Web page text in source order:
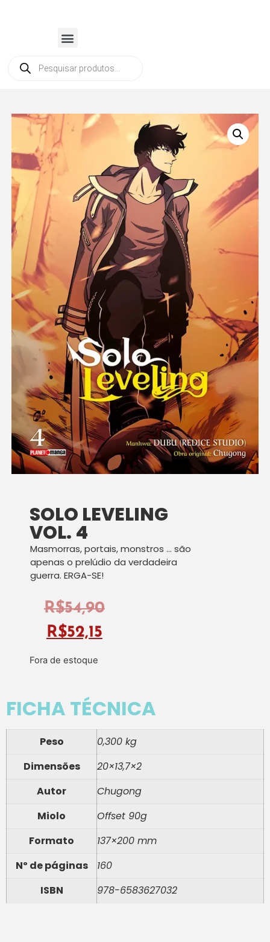
SOLO LEVELING
VOL. 4
Masmorras, portais, monstros … são
apenas o prelúdio da verdadeira
guerra. ERGA-SE!
R$54,90
R$52,15
Fora de estoque
FICHA TÉCNICA
Peso
0,300 kg
Dimensões
20×13,7×2
Autor
Chugong
Miolo
Offset 90g
Formato
137×200 mm
Nº de páginas
160
ISBN
978-6583627032